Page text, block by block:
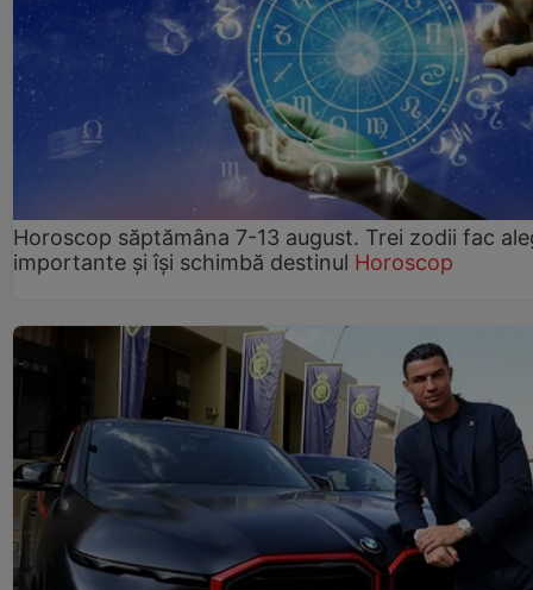
Horoscop săptămâna 7-13 august. Trei zodii fac
importante și își schimbă destinul Horoscop